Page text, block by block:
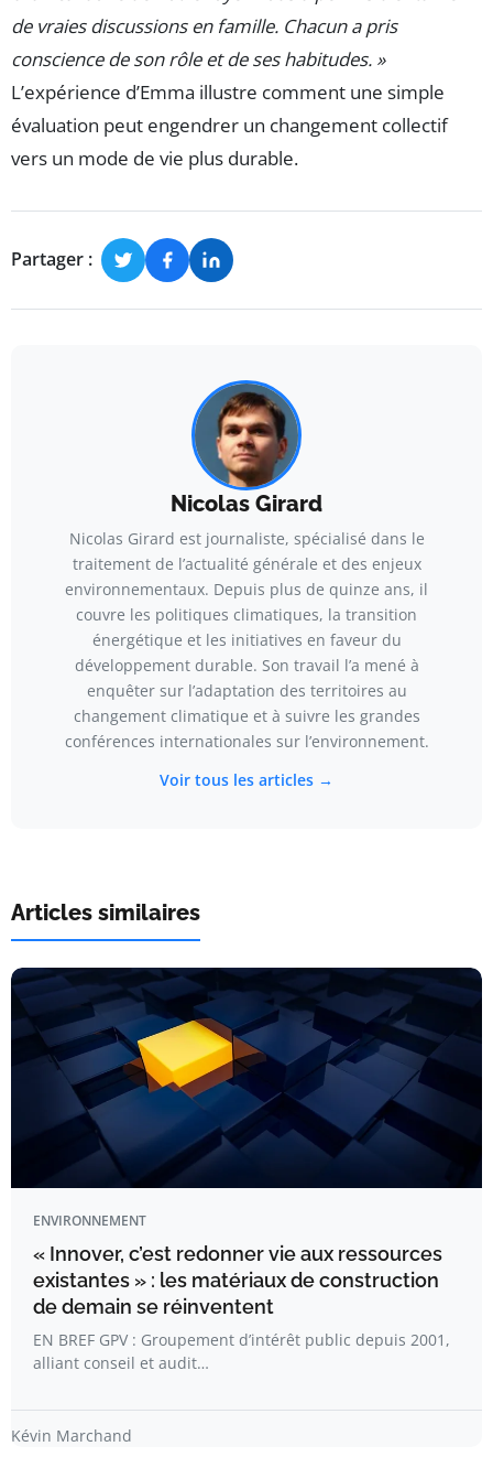
de vraies discussions en famille. Chacun a pris
conscience de son rôle et de ses habitudes. »
L’expérience d’Emma illustre comment une simple
évaluation peut engendrer un changement collectif
vers un mode de vie plus durable.
Partager :
Nicolas Girard
Nicolas Girard est journaliste, spécialisé dans le
traitement de l’actualité générale et des enjeux
environnementaux. Depuis plus de quinze ans, il
couvre les politiques climatiques, la transition
énergétique et les initiatives en faveur du
développement durable. Son travail l’a mené à
enquêter sur l’adaptation des territoires au
changement climatique et à suivre les grandes
conférences internationales sur l’environnement.
Voir tous les articles →
Articles similaires
ENVIRONNEMENT
« Innover, c’est redonner vie aux ressources
existantes » : les matériaux de construction
de demain se réinventent
EN BREF GPV : Groupement d’intérêt public depuis 2001,
alliant conseil et audit…
Kévin Marchand